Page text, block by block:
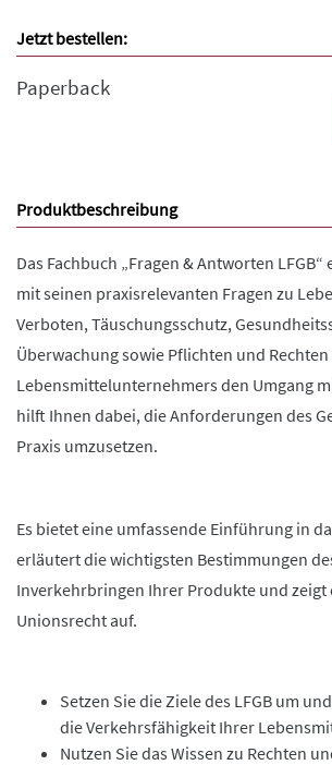
Jetzt bestellen:
Paperback
Produktbeschreibung
Das Fachbuch „Fragen & Antworten
mit seinen praxisrelevanten Fragen zu
Verboten, Täuschungsschutz,
Überwachung sowie Pflichten und Rechten
Lebensmittelunternehmers den Umgang
hilft Ihnen dabei, die Anforderungen des
Praxis umzusetzen.
Es bietet eine umfassende Einführung in
erläutert die wichtigsten Bestimmungen
Inverkehrbringen Ihrer Produkte und zeigt
Unionsrecht auf.
Setzen Sie die Ziele des LFGB um
die Verkehrsfähigkeit Ihrer
Nutzen Sie das Wissen zu Rechten